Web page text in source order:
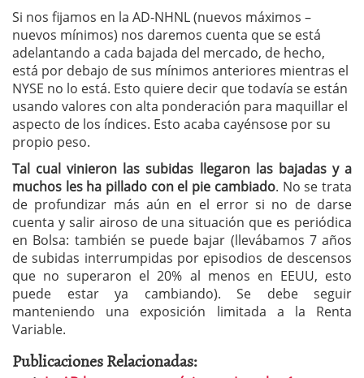
Si nos fijamos en la AD-NHNL (nuevos máximos –
nuevos mínimos) nos daremos cuenta que se está
adelantando a cada bajada del mercado, de hecho,
está por debajo de sus mínimos anteriores mientras el
NYSE no lo está. Esto quiere decir que todavía se están
usando valores con alta ponderación para maquillar el
aspecto de los índices. Esto acaba cayénsose por su
propio peso.
Tal cual vinieron las subidas llegaron las bajadas y a
muchos les ha pillado con el pie cambiado. No se trata
de profundizar más aún en el error si no de darse
cuenta y salir airoso de una situación que es periódica
en Bolsa: también se puede bajar (llevábamos 7 años
de subidas interrumpidas por episodios de descensos
que no superaron el 20% al menos en EEUU, esto
puede estar ya cambiando). Se debe seguir
manteniendo una exposición limitada a la Renta
Variable.
Publicaciones Relacionadas: